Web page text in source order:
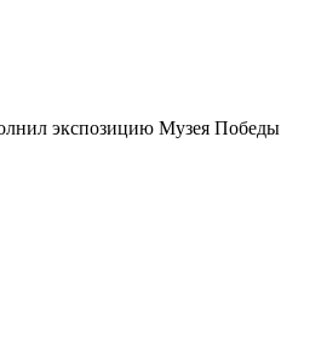
экспозицию Музея Победы